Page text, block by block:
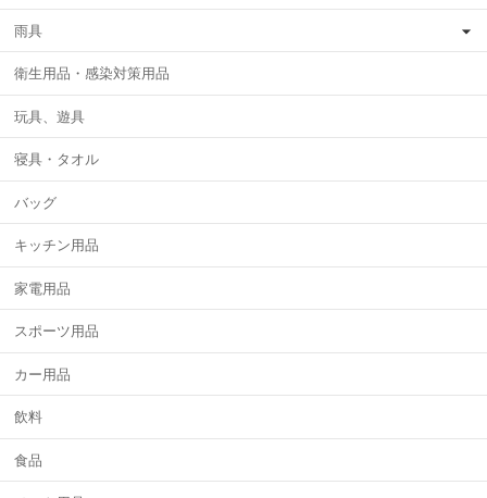
雨具
衛生用品・感染対策用品
玩具、遊具
寝具・タオル
バッグ
キッチン用品
家電用品
スポーツ用品
カー用品
飲料
食品